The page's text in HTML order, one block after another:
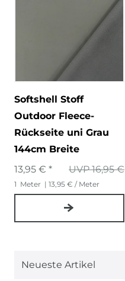
Softshell Stoff
Outdoor Fleece-
Rückseite uni Grau
144cm Breite
UVP 16,95 €
13,95 € *
1 Meter | 13,95 € / Meter